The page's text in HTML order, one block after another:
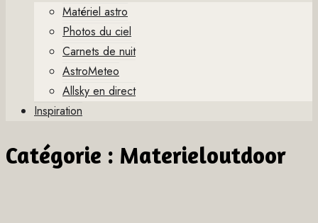
Matériel astro
Photos du ciel
Carnets de nuit
AstroMeteo
Allsky en direct
Inspiration
Catégorie : Materieloutdoor